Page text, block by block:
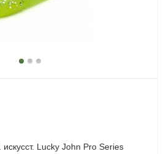
Lucky John Pro Series